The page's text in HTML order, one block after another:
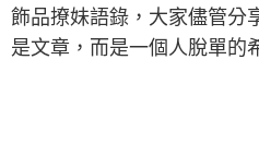
飾品撩妹語錄，大家儘管分
是文章，而是一個人脫單的